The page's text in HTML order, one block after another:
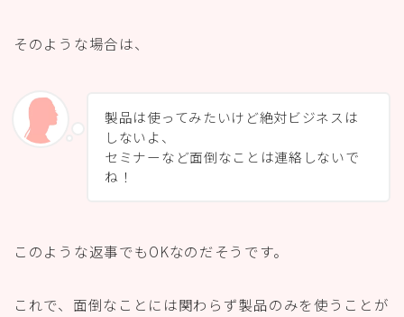
そのような場合は、
製品は使ってみたいけど絶対ビジネスは
しないよ、
セミナーなど面倒なことは連絡しないで
ね！
このような返事でもOKなのだそうです。
これで、面倒なことには関わらず製品のみを使うことが